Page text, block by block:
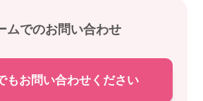
ムでのお問い合わせ
もお問い合わせください